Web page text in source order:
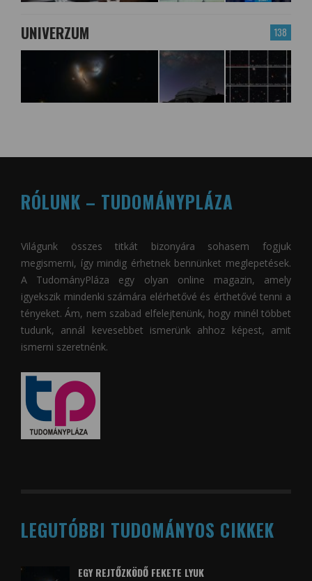
138
UNIVERZUM
RÓLUNK – TUDOMÁNYPLÁZA
Világunk összes titkát bizonyára sohasem fogjuk
megismerni, így mindig érhetnek bennünket meglepetések.
A TudományPláza egy olyan online magazin, amely
igyekszik mindenki számára elérhetővé és érthetővé tenni a
tényeket. Ám, nem szabad elfelejtenünk, hogy minél többet
tudunk, annál kevesebbet ismerünk ahhoz képest, amit
ismerni szeretnénk.
LEGUTÓBBI TUDOMÁNYOS CIKKEK
EGY REJTŐZKÖDŐ FEKETE LYUK